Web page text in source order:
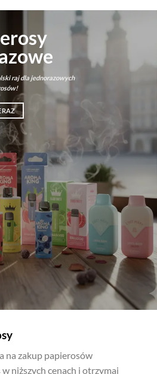
raj dla jednorazowych
na zakup papierosów
niższych cenach i otrzymaj